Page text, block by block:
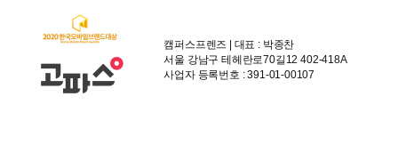
캠퍼스프렌즈 | 대표 : 박종찬
서울 강남구 테헤란로70길12 402-418A
사업자 등록번호 : 391-01-00107